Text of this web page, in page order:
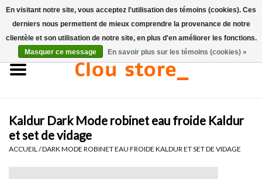
Accueil
Ensembles de lave-mains
Kaldur Dark Mode robinet eau froide Kaldur
et set de vidage
ACCUEIL /DARK MODE ROBINET EAU FROIDE KALDUR ET SET DE VIDAGE
En visitant notre site, vous acceptez l'utilisation des témoins (cookies). Ces
derniers nous permettent de mieux comprendre la provenance de notre
clientèle et son utilisation de notre site, en plus d'en améliorer les fonctions.
Masquer ce message
En savoir plus sur les témoins (cookies) »